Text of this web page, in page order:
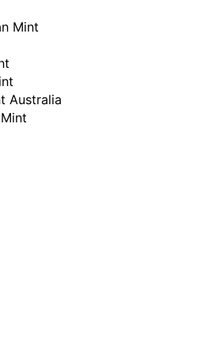
Mint
Australia